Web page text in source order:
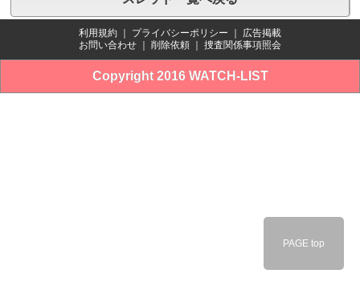
利用規約 プライバシーポリシー
広告掲載
お問い合わせ
削除依頼 捜査関係事項照会
Copyright 2016 WATCH-LIST
PAGE top